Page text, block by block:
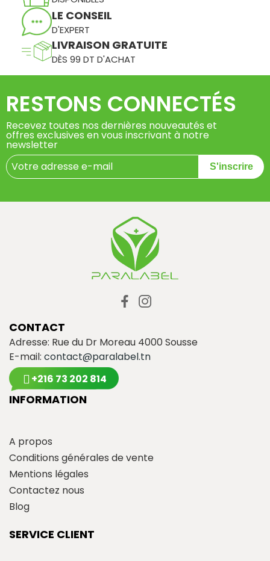
LE CONSEIL
D'EXPERT
LIVRAISON GRATUITE
DÈS 99 DT D'ACHAT
RESTONS CONNECTÉS
Recevez toutes nos dernières nouveautés et
offres exclusives en vous inscrivant à notre
newsletter
S'inscrire
CONTACT
Adresse: Rue du Dr Moreau 4000 Sousse
E-mail: contact@paralabel.tn
+216 73 202 814
INFORMATION
A propos
Conditions générales de vente
Mentions légales
Contactez nous
Blog
SERVICE CLIENT